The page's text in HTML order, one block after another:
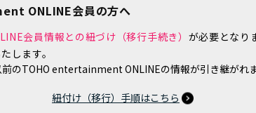
ONLINE会員の方へ
会員情報との紐づけ（移行手続き） が必要となり
します。
のTOHO entertainment ONLINEの情報が引き継がれ
紐付け（移行）手順はこちら